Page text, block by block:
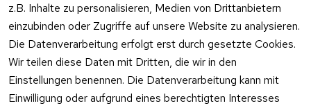
z.B. Inhalte zu personalisieren, Medien von Drittanbietern
einzubinden oder Zugriffe auf unsere Website zu analysieren.
Die Datenverarbeitung erfolgt erst durch gesetzte Cookies.
Wir teilen diese Daten mit Dritten, die wir in den
Einstellungen benennen. Die Datenverarbeitung kann mit
Einwilligung oder aufgrund eines berechtigten Interesses
Vertrag
widerrufen